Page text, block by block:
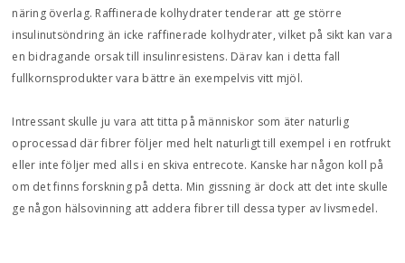
näring överlag. Raffinerade kolhydrater tenderar att ge större
insulinutsöndring än icke raffinerade kolhydrater, vilket på sikt kan vara
en bidragande orsak till insulinresistens. Därav kan i detta fall
fullkornsprodukter vara bättre än exempelvis vitt mjöl.
Intressant skulle ju vara att titta på människor som äter naturlig
oprocessad där fibrer följer med helt naturligt till exempel i en rotfrukt
eller inte följer med alls i en skiva entrecote. Kanske har någon koll på
om det finns forskning på detta. Min gissning är dock att det inte skulle
ge någon hälsovinning att addera fibrer till dessa typer av livsmedel.